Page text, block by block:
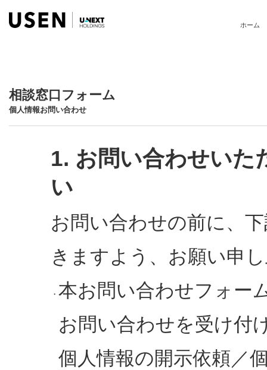
ホーム
相談窓口フォーム
個人情報お問い合わせ
1. お問い合わせいた
い
お問い合わせの前に、
きますよう、お願い申
・ 本お問い合わせフォー
お問い合わせを受け付
個人情報の開示依頼／